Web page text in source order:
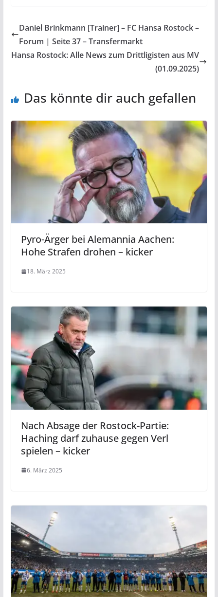
Daniel Brinkmann [Trainer] – FC Hansa Rostock –
Forum | Seite 37 – Transfermarkt
Hansa Rostock: Alle News zum Drittligisten aus MV
(01.09.2025)
Das könnte dir auch gefallen
Pyro-Ärger bei Alemannia Aachen:
Hohe Strafen drohen – kicker
18. März 2025
Nach Absage der Rostock-Partie:
Haching darf zuhause gegen Verl
spielen – kicker
6. März 2025